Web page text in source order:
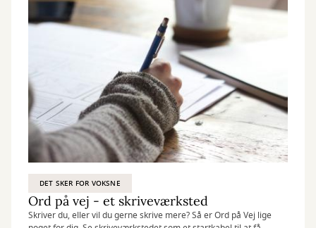
DET SKER FOR VOKSNE
Ord på vej - et skriveværksted
Skriver du, eller vil du gerne skrive mere? Så er Ord på Vej lige